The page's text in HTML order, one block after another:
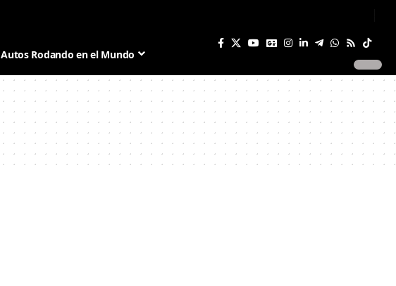
Autos Rodando en el Mundo